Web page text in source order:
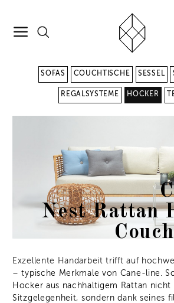
SOFAS COUCHTISCHE SESSEL
REGALSYSTEME HOCKER
Nest Rattan
Exzellente Handarbeit trifft auf
– typische Merkmale von Cane-line.
Hocker aus nachhaltigem Rattan nicht
Sitzgelegenheit, sondern dank seines